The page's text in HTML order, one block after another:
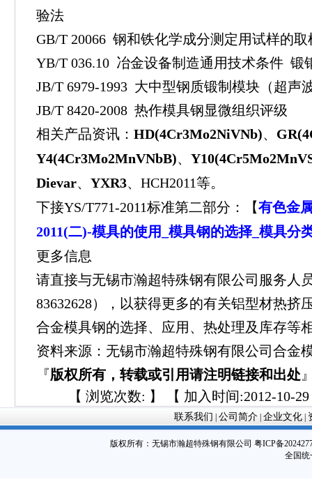
验法
GB/T 20066 钢和铁化学成分测定用试样的
YB/T 036.10 冶金设备制造通用技术条件 锻
JB/T 6979-1993 大中型钢质锻制模块（超声
JB/T 8420-2008 热作模具钢显微组织评级
相关产品资讯： HD(4Cr3Mo2NiVNb)、
Y4(4Cr3Mo2MnVNbB)、
Dievar、 YXR3、HCH2011等。
下接YS/T771-2011标准第二部分：【有色金
2011(二)-模具的使用_模具钢的选择_模具分
更多信息
请直接与无锡市瀚超特殊钢有限公司服务人
83632628），以获得更多的有关铝型材热挤
合金模具钢的选择、应用、热处理及库存等
资料来源：无锡市瀚超特殊钢有限公司合金
『版权所有，转载或引用请注明链接和出处
【 浏览次数: 】 【 加入时间:2012-10-
联系我们 公司简介| 企业文化|
版权所有： 无锡市瀚超特殊钢有限公司 粤ICP备
全国